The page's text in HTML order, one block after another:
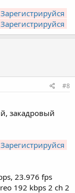
Зарегистрируйся
Зарегистрируйся
#8
закадровый
Зарегистрируйся
23.976 fps
192 kbps 2 ch 2